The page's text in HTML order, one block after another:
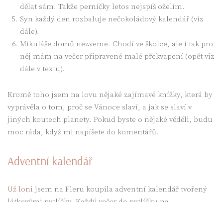
dělat sám. Takže perníčky letos nejspíš oželím.
Syn každý den rozbaluje nečokoládový kalendář (viz
dále).
Mikuláše domů nezveme. Chodí ve školce, ale i tak pro
něj mám na večer připravené malé překvapení (opět viz
dále v textu).
Kromě toho jsem na lovu nějaké zajímavé knížky, která by
vyprávěla o tom, proč se Vánoce slaví, a jak se slaví v
jiných koutech planety. Pokud byste o nějaké věděli, budu
moc ráda, když mi napíšete do komentářů.
Adventní kalendář
Už loni jsem na Fleru koupila adventní kalendář tvořený